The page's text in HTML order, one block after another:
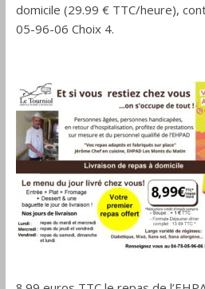
domicile (29.99 € TTC/heure),
05-96-06 Choix 4.